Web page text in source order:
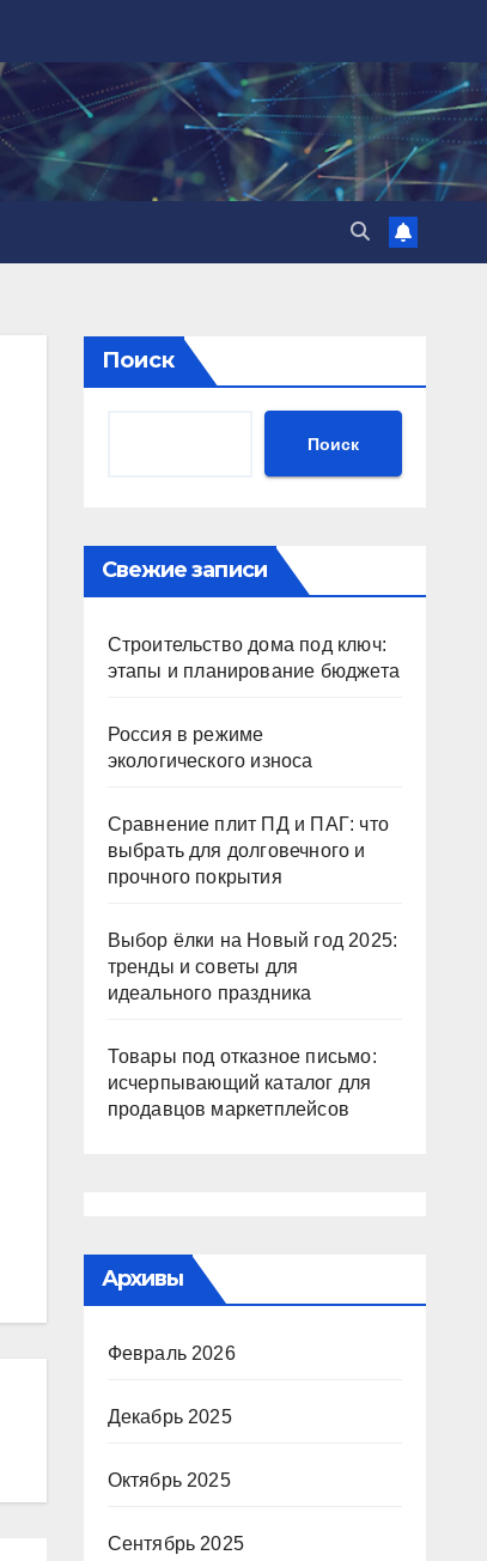
Поиск
Поиск
Свежие записи
Строительство дома под ключ:
этапы и планирование бюджета
Россия в режиме
экологического износа
Сравнение плит ПД и ПАГ: что
выбрать для долговечного и
прочного покрытия
Выбор ёлки на Новый год 2025:
тренды и советы для
идеального праздника
Товары под отказное письмо:
исчерпывающий каталог для
продавцов маркетплейсов
Архивы
Февраль 2026
Декабрь 2025
Октябрь 2025
Сентябрь 2025